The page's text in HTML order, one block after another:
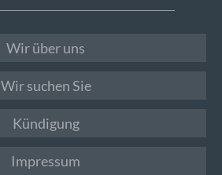
Wir über uns
Wir suchen Sie
Kündigung
Impressum